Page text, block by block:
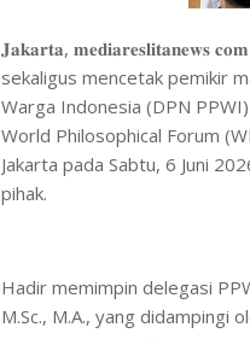
𝐉𝐚𝐤𝐚𝐫𝐭𝐚, 𝐦𝐞𝐝𝐢𝐚𝐫𝐞𝐬𝐥𝐢𝐭𝐚𝐧𝐞𝐰𝐬
sekaligus mencetak pemikir
Warga Indonesia (DPN
World Philosophical Forum
Jakarta pada Sabtu, 6 Juni
pihak.
Hadir memimpin delegasi
M.Sc., M.A., yang didampingi